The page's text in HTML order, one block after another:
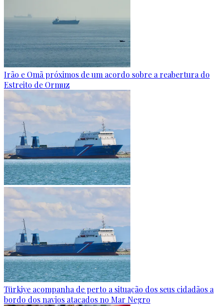
Irão e Omã próximos de um acordo sobre a reabertura do
Estreito de Ormuz
Türkiye acompanha de perto a situação dos seus cidadãos a
bordo dos navios atacados no Mar Negro